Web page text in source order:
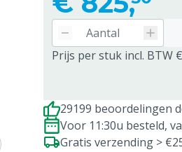
Prijs per stuk incl. BTW
29199 beoordelingen
Voor 11:30u besteld,
Gratis verzending >